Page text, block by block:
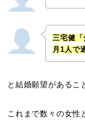
三宅健
月1人で
と結婚願望があるこ
これまで数々の女性